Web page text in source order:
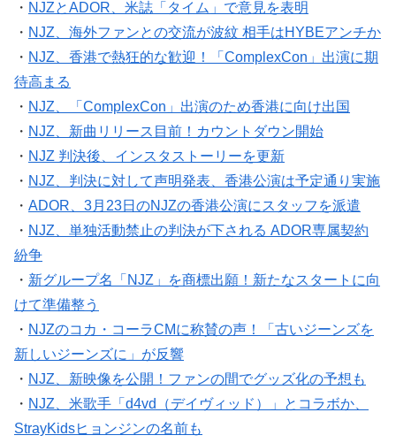
・ NJZとADOR、米誌「タイム」で意見を表明
・ NJZ、海外ファンとの交流が波紋 相手はHYBEアンチか
・ NJZ、香港で熱狂的な歓迎！「ComplexCon」出演に期
待高まる
・ NJZ、「ComplexCon」出演のため香港に向け出国
・ NJZ、新曲リリース目前！カウントダウン開始
・ NJZ 判決後、インスタストーリーを更新
・ NJZ、判決に対して声明発表、香港公演は予定通り実施
・ ADOR、3月23日のNJZの香港公演にスタッフを派遣
・ NJZ、単独活動禁止の判決が下される ADOR専属契約
紛争
・ 新グループ名「NJZ」を商標出願！新たなスタートに向
けて準備整う
・ NJZのコカ・コーラCMに称賛の声！「古いジーンズを
新しいジーンズに」が反響
・ NJZ、新映像を公開！ファンの間でグッズ化の予想も
・ NJZ、米歌手「d4vd（デイヴィッド）」とコラボか、
StrayKidsヒョンジンの名前も